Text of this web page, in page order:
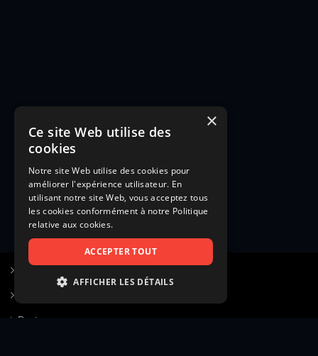
Poster une annonce
×
Ce site Web utilise des
cookies
Notre site Web utilise des cookies pour
améliorer l'expérience utilisateur. En
utilisant notre site Web, vous acceptez tous
les cookies conformément à notre Politique
relative aux cookies.
ACCEPTER TOUT
AFFICHER LES DÉTAILS